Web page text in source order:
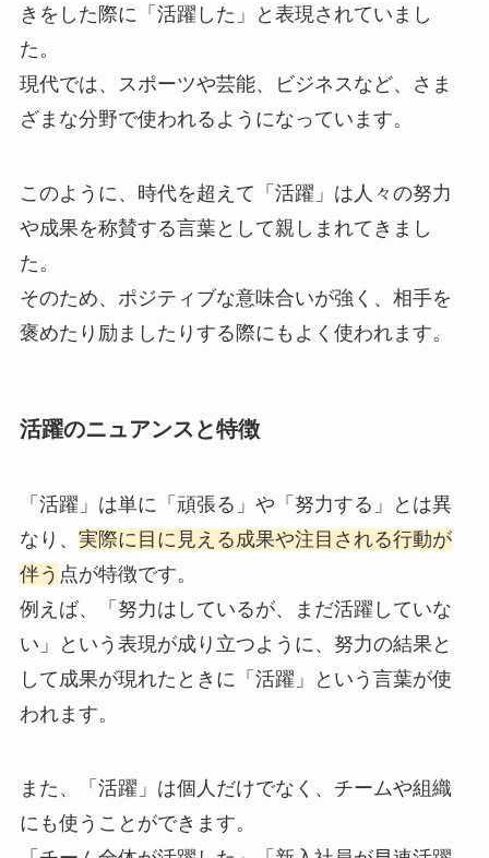
きをした際に「活躍した」と表現されていまし
た。
現代では、スポーツや芸能、ビジネスなど、さま
ざまな分野で使われるようになっています。
このように、時代を超えて「活躍」は人々の努力
や成果を称賛する言葉として親しまれてきまし
た。
そのため、ポジティブな意味合いが強く、相手を
褒めたり励ましたりする際にもよく使われます。
活躍のニュアンスと特徴
「活躍」は単に「頑張る」や「努力する」とは異
なり、 実際に目に見える成果や注目される行動が
伴う 点が特徴です。
例えば、「努力はしているが、まだ活躍していな
い」という表現が成り立つように、努力の結果と
して成果が現れたときに「活躍」という言葉が使
われます。
また、「活躍」は個人だけでなく、チームや組織
にも使うことができます。